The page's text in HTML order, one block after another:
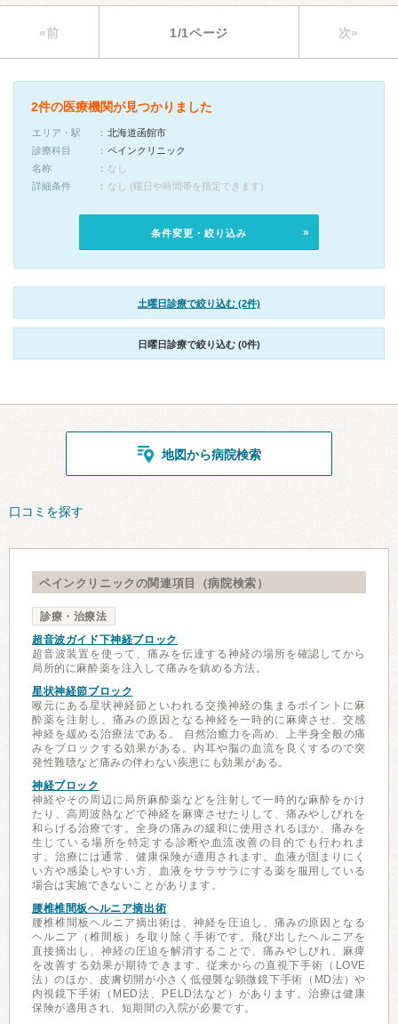
«前 1/1ページ 次»
2件の医療機関が見つかりました
エリア・駅
北海道函館市
診療科目
ペインクリニック
名称
なし
詳細条件
なし (曜日や時間帯を指定できます)
条件変更・絞り込み
土曜日診療で絞り込む (2件)
日曜日診療で絞り込む (0件)
地図から病院検索
口コミを探す
ペインクリニックの関連項目（病院検索）
診療・治療法
超音波ガイド下神経ブロック
超音波装置を使って、痛みを伝達する神経の場所を確認してから
局所的に麻酔薬を注入して痛みを鎮める方法。
星状神経節ブロック
喉元にある星状神経節といわれる交換神経の集まるポイントに麻
酔薬を注射し、痛みの原因となる神経を一時的に麻痺させ、交感
神経を緩める治療法である。 自然治癒力を高め、上半身全般の痛
みをブロックする効果がある。内耳や脳の血流を良くするので突
発性難聴など痛みの伴わない疾患にも効果がある。
神経ブロック
神経やその周辺に局所麻酔薬などを注射して一時的な麻酔をかけ
たり、高周波熱などで神経を麻痺させたりして、痛みやしびれを
和らげる治療です。全身の痛みの緩和に使用されるほか、痛みを
生じている場所を特定する診断や血流改善の目的でも行われま
す。治療には通常、健康保険が適用されます。血液が固まりにく
い方や感染しやすい方、血液をサラサラにする薬を服用している
場合は実施できないことがあります。
腰椎椎間板ヘルニア摘出術
腰椎椎間板ヘルニア摘出術は、神経を圧迫し、痛みの原因となる
ヘルニア（椎間板）を取り除く手術です。飛び出したヘルニアを
直接摘出し、神経の圧迫を解消することで、痛みやしびれ、麻痺
を改善する効果が期待できます。従来からの直視下手術（LOVE
法）のほか、皮膚切開が小さく低侵襲な顕微鏡下手術（MD法）や
内視鏡下手術（MED法、PELD法など）があります。治療は健康
保険が適用され、短期間の入院が必要です。